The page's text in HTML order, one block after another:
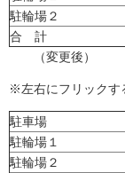
駐輪場２
合 計
（変更後）
※左右にフリックす
駐車場
駐輪場１
駐輪場２